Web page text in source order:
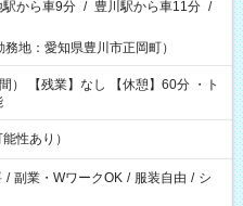
駅から車9分 / 豊川駅から車11分 /
地：愛知県豊川市正岡町）
・ト
性あり）
/ 副業・WワークOK / 服装自由 / シ